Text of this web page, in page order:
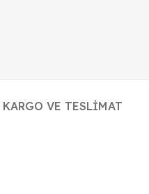
KARGO VE TESLIMAT